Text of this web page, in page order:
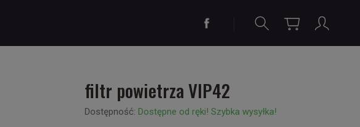
filtr powietrza VIP42
Dostępność: Dostępne od ręki! Szybka wysyłka!